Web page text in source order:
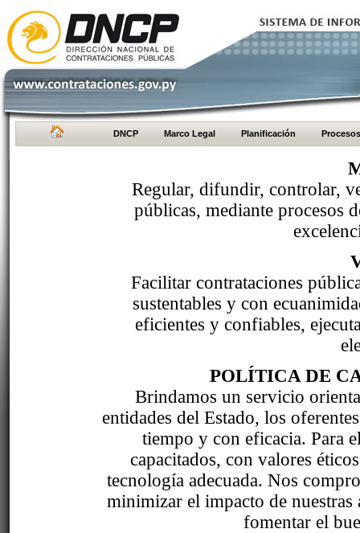
DNCP Marco Legal Planificación Procesos
Regular, difundir, controlar,
públicas, mediante procesos
Facilitar contrataciones
sustentables y con
eficientes y confiables,
POLÍTICA DE
Brindamos un servicio
entidades del Estado, los
tiempo y con eficacia. Para
capacitados, con valores
tecnología adecuada. Nos
minimizar el impacto de
fomentar el